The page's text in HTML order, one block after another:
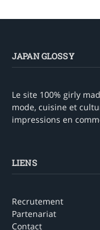
JAPAN GLOSSY
Le site 100% girly
mode, cuisine et
impressions en
LIENS
Recrutement
Partenariat
Contact